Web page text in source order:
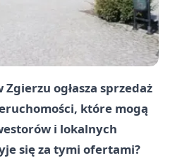
ogłasza sprzedaż
które mogą
i lokalnych
się za tymi ofertami?